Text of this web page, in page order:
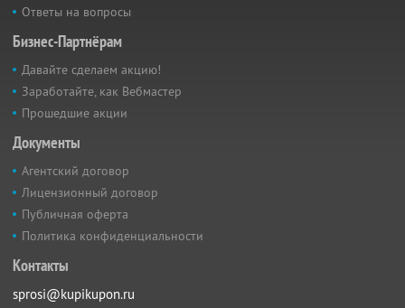
Ответы на вопросы
Бизнес-Партнёрам
Давайте сделаем акцию!
Заработайте, как Вебмастер
Прошедшие акции
Документы
Агентский договор
Лицензионный договор
Публичная оферта
Политика конфиденциальности
Контакты
sprosi@kupikupon.ru